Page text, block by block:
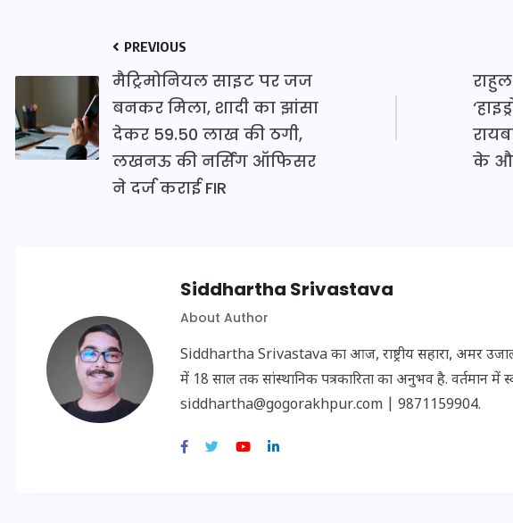
PREVIOUS
मैट्रिमोनियल साइट पर जज
बनकर मिला, शादी का झांसा
देकर 59.50 लाख की ठगी,
लखनऊ की नर्सिंग ऑफिसर
ने दर्ज कराई FIR
के
Siddhartha Srivastava
About Author
Siddhartha Srivastava का आज, राष्ट्रीय सहारा, अमर
में 18 साल तक सांस्थानिक पत्रकारिता का अनुभव है. वर्तमान में
siddhartha@gogorakhpur.com | 9871159904.
इस सप्ताह का राशिफल: जानिए
क्या कहते हैं आपके सितारे (25
अगस्त से 31 अगस्त)
24 अगस्त 2025
इस
क्या